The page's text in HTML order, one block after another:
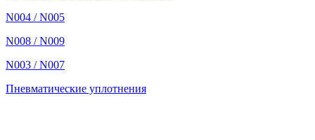
N004 / N005
N008 / N009
N003 / N007
Пневматические уплотнения